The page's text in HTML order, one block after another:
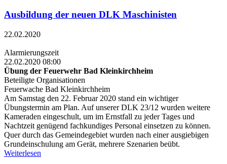
Ausbildung der neuen DLK Maschinisten
22.02.2020
Alarmierungszeit
22.02.2020 08:00
Übung der Feuerwehr Bad Kleinkirchheim
Beteiligte Organisationen
Feuerwache Bad Kleinkirchheim
Am Samstag den 22. Februar 2020 stand ein wichtiger
Übungstermin am Plan. Auf unserer DLK 23/12 wurden weitere
Kameraden eingeschult, um im Ernstfall zu jeder Tages und
Nachtzeit genügend fachkundiges Personal einsetzen zu können.
Quer durch das Gemeindegebiet wurden nach einer ausgiebigen
Grundeinschulung am Gerät, mehrere Szenarien beübt.
Weiterlesen